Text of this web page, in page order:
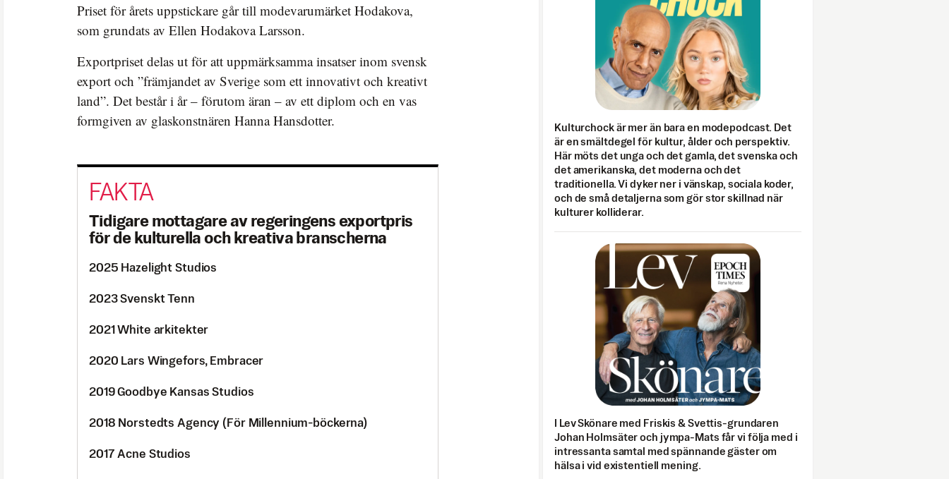
Priset för årets uppstickare går till modevarumärket Hodakova,
som grundats av Ellen Hodakova Larsson.
Exportpriset delas ut för att uppmärksamma insatser inom svensk
export och ”främjandet av Sverige som ett innovativt och kreativt
land”. Det består i år – förutom äran – av ett diplom och en vas
formgiven av glaskonstnären Hanna Hansdotter.
Tidigare mottagare av regeringens exportpris
för de kulturella och kreativa branscherna
2025 Hazelight Studios
2023 Svenskt Tenn
2021 White arkitekter
2020 Lars Wingefors, Embracer
2019 Goodbye Kansas Studios
2018 Norstedts Agency (För Millennium-böckerna)
2017 Acne Studios
Kulturchock är mer än bara en modepodcast. Det
är en smältdegel för kultur, ålder och perspektiv.
Här möts det unga och det gamla, det svenska och
det amerikanska, det moderna och det
traditionella. Vi dyker ner i vänskap, sociala koder,
och de små detaljerna som gör stor skillnad när
kulturer kolliderar.
I Lev Skönare med Friskis & Svettis-grundaren
Johan Holmsäter och jympa-Mats får vi följa med i
intressanta samtal med spännande gäster om
hälsa i vid existentiell mening.